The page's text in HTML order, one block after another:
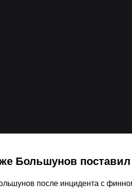
Большунов
после инцидента с